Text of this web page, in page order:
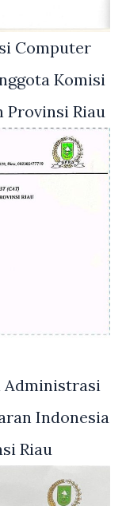
Computer
Komisi
Provinsi Riau
Administrasi
Indonesia
Riau